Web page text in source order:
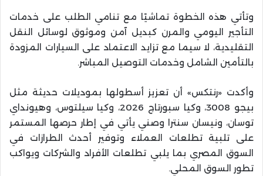
وتأتي هذه الخطوة تماشيًا مع تنامي الطلب على خدمات
التأجير اليومي والمرن كبديل آمن وموثوق لوسائل النقل
التقليدية، لا سيما مع تزايد الاعتماد على السيارات المزودة
بالتأمين الشامل وخدمات التوصيل المباشر.
وأكدت «رنتكس» أن تعزيز أسطولها بموديلات حديثة مثل
بيجو 3008، وكيا سبورتاج 2026، وكيا سيلتوس، وهيونداي
توسان، ونيسان سنترا وصني يأتي في إطار حرصها المستمر
على تلبية تطلعات العملاء وتوفير أحدث الطرازات في
السوق المصري بما يلبي تطلعات الأفراد والشركات ويواكب
تطور السوق المحلي.